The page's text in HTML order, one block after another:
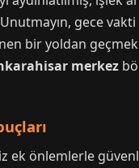
gece
bir yoldan
merkez
ek önlemlerle